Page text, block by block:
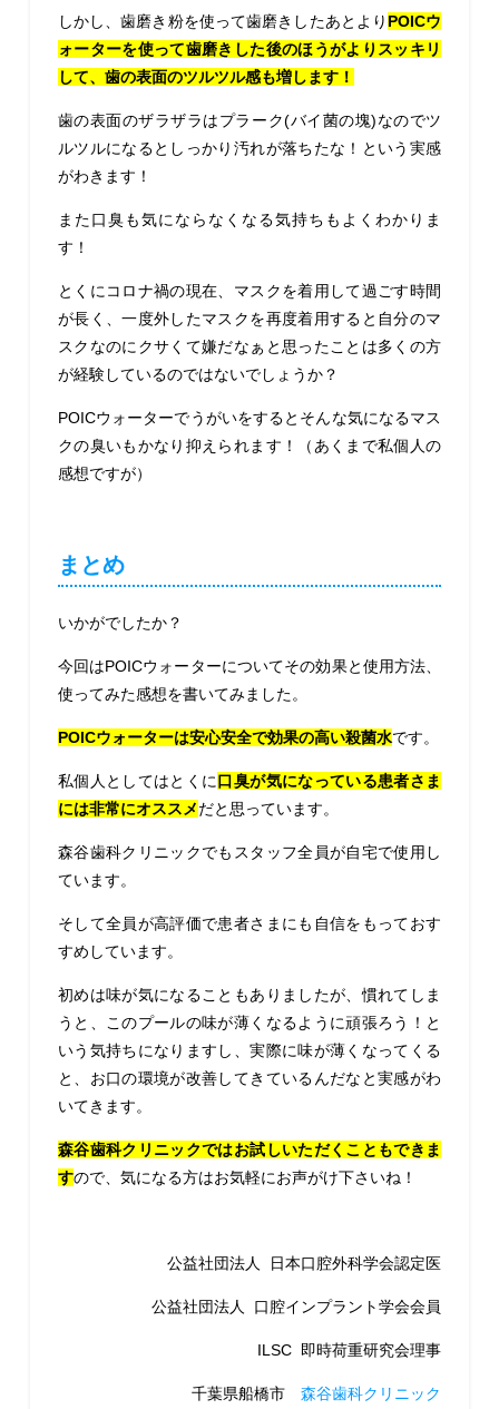
しかし、歯磨き粉を使って歯磨きしたあとより POICウ
ォーターを使って歯磨きした後のほうがよりスッキリ
して、歯の表面のツルツル感も増します！
歯の表面のザラザラはプラーク(バイ菌の塊)なのでツ
ルツルになるとしっかり汚れが落ちたな！ という実感
がわきます！
また口臭も気にならなくなる気持ちもよくわかりま
す！
とくにコロナ禍の現在、マスクを着用して過ごす時間
が長く、一度外したマスクを再度着用すると自分のマ
スクなのにクサくて嫌だなぁと思ったことは多くの方
が経験しているのではないでしょうか？
POICウォーターでうがいをするとそんな気になるマス
クの臭いもかなり抑えられます！（あくまで私個人の
感想ですが）
まとめ
いかがでしたか？
今回はPOICウォーターについてその効果と使用方法、
使ってみた感想を書いてみました。
POICウォーターは安心安全で効果の高い殺菌水です。
私個人としてはとくに口臭が気になっている患者さま
には非常にオススメだと思っています。
森谷歯科クリニックでもスタッフ全員が自宅で使用し
ています。
そして全員が高評価で患者さまにも自信をもっておす
すめしています。
初めは味が気になることもありましたが、慣れてしま
うと、このプールの味が薄くなるように頑張ろう！と
いう気持ちになりますし、実際に味が薄くなってくる
と、お口の環境が改善してきているんだなと実感がわ
いてきます。
森谷歯科クリニックではお試しいただくこともできま
すので、気になる方はお気軽にお声がけ下さいね！
公益社団法人 日本口腔外科学会認定医
公益社団法人 口腔インプラント学会会員
ILSC 即時荷重研究会理事
千葉県船橋市森谷歯科クリニック